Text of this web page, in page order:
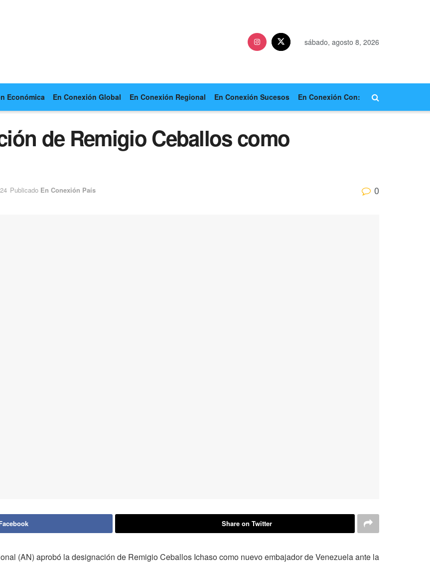
sábado, agosto 8, 2026
Económica En Conexión Global En Conexión Regional En Conexión Sucesos En Conexión Con:
de Remigio Ceballos como
Publicado En Conexión País 0
Share on Twitter
(AN) aprobó la designación de Remigio Ceballos Ichaso como nuevo embajador de Venezuela ante la